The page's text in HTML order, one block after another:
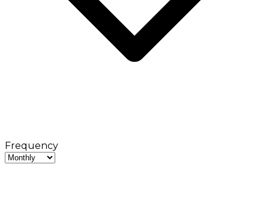
Frequency